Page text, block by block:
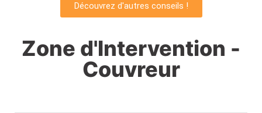
Découvrez d'autres conseils !
Zone d'Intervention -
Couvreur